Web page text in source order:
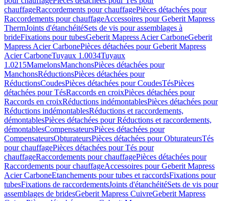
chauffageRaccordements pour chauffagePièces détachées pour
Raccordements pour chauffageAccessoires pour Geberit Mapress
ThermJoints d'étanchéitéSets de vis pour assemblages à
brideFixations pour tubesGeberit Mapress Acier CarboneGeberit
Mapress Acier CarbonePièces détachées pour Geberit Mapress
Acier CarboneTuyaux 1.0034Tuyaux
1.0215MamelonsManchonsPièces détachées pour
ManchonsRéductionsPièces détachées pour
RéductionsCoudesPièces détachées pour CoudesTésPièces
détachées pour TésRaccords en croixPièces détachées pour
Raccords en croixRéductions indémontablesPièces détachées pour
Réductions indémontablesRéductions et raccordements,
démontablesPièces détachées pour Réductions et raccordements,
démontablesCompensateursPièces détachées pour
CompensateursObturateursPièces détachées pour ObturateursTés
pour chauffagePièces détachées pour Tés pour
chauffageRaccordements pour chauffagePièces détachées pour
Raccordements pour chauffageAccessoires pour Geberit Mapress
Acier CarboneEtanchements pour tubes et raccordsFixations pour
tubesFixations de raccordementsJoints d'étanchéitéSets de vis pour
assemblages de bridesGeberit Mapress CuivreGeberit Mapress